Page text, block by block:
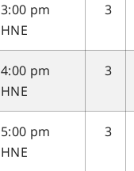
3:00 pm
HNE
3
4:00 pm
HNE
3
5:00 pm
HNE
3